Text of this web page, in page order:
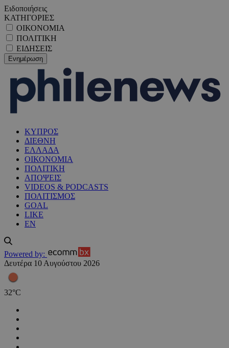
Ειδοποιήσεις
ΚΑΤΗΓΟΡΙΕΣ
ΟΙΚΟΝΟΜΙΑ
ΠΟΛΙΤΙΚΗ
ΕΙΔΗΣΕΙΣ
ΚΥΠΡΟΣ
ΔΙΕΘΝΗ
ΕΛΛΑΔΑ
ΟΙΚΟΝΟΜΙΑ
ΠΟΛΙΤΙΚΗ
ΑΠΟΨΕΙΣ
VIDEOS & PODCASTS
ΠΟΛΙΤΙΣΜΟΣ
GOAL
LIKE
EN
Powered by:
Δευτέρα 10 Αυγούστου 2026
32°C